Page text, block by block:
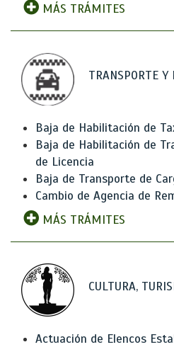
MÁS TRÁMITES
TRANSPORTE
Baja de Habilitación de
Baja de Habilitación de
de Licencia
Baja de Transporte de
Cambio de Agencia de
MÁS TRÁMITES
CULTURA,
Actuación de Elencos